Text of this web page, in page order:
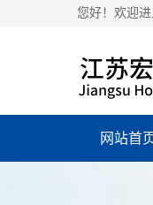
您好！欢迎
网站首